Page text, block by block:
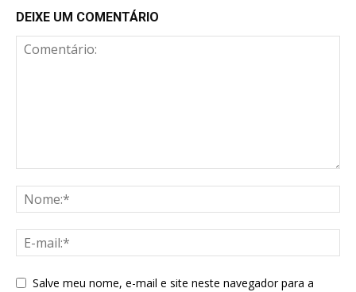
DEIXE UM COMENTÁRIO
Salve meu nome, e-mail e site neste navegador para a